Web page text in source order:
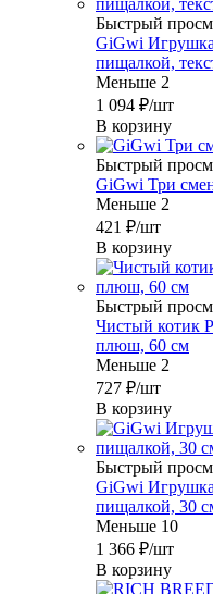
Быстрый
GiGwi
пищалкой,
Меньше 2
1 094 ₽/шт
В корзину
Быстрый
GiGwi Три
Меньше 2
421 ₽/шт
В корзину
Быстрый
Чистый котик
плюш, 60 см
Меньше 2
727 ₽/шт
В корзину
Быстрый
GiGwi Игрушка
пищалкой, 30
Меньше 10
1 366 ₽/шт
В корзину